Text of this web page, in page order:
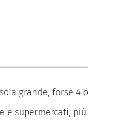
grande, forse 4 o
e supermercati, più